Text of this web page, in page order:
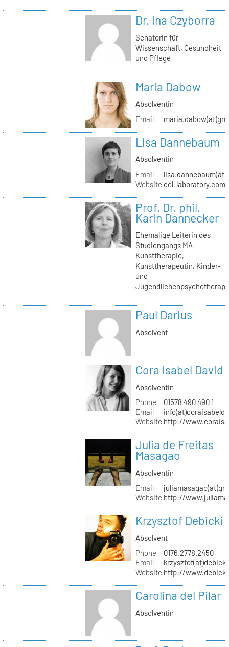
Dr. Ina Czyborra
Senatorin für
Wissenschaft, Gesundheit
und Pflege
Maria Dabow
Absolventin
Email
Lisa Dannebaum
Absolventin
Email
Website col-laboratory.com
Prof. Dr. phil.
Karin Dannecker
Ehemalige Leiterin des
Studiengangs MA
Kunsttherapie,
Kunsttherapeutin, Kinder-
und
Paul Darius
Absolvent
Cora Isabel David
Absolventin
Phone
01578 490 490 1
Email
Website http://
Julia de Freitas
Masagao
Absolventin
Email
Website http://
Krzysztof Debicki
Absolvent
Phone
0176.2778.2450
Email
Website http://
Carolina del Pilar
Absolventin